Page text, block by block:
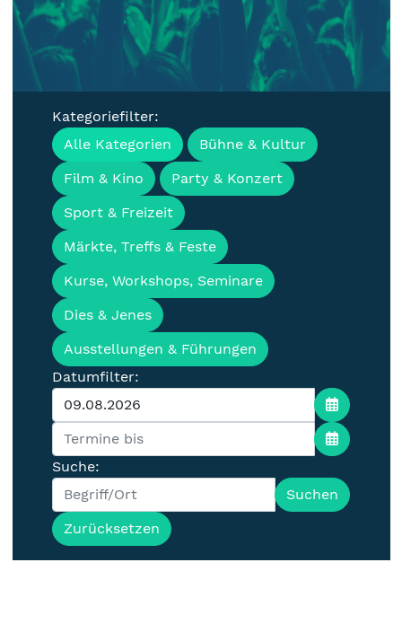
Veranstaltungen, Termine &
Events für die Lausitz
Kategoriefilter:
Alle Kategorien
Bühne & Kultur
Film & Kino
Party & Konzert
Sport & Freizeit
Märkte, Treffs & Feste
Kurse, Workshops, Seminare
Dies & Jenes
Ausstellungen & Führungen
Datumfilter:
Suche:
Suchen
Zurücksetzen